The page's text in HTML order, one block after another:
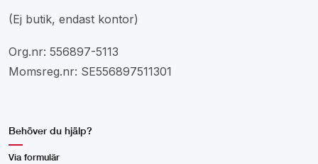
(Ej butik, endast kontor)
Org.nr: 556897-5113
Momsreg.nr: SE556897511301
Behöver du hjälp?
Via formulär